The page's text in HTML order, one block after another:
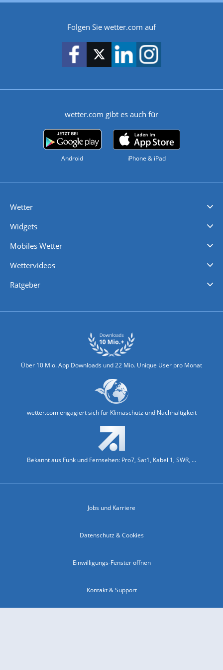
Folgen Sie wetter.com auf
wetter.com gibt es auch für
Android iPhone & iPad
Wetter
Widgets
Mobiles Wetter
Wettervideos
Ratgeber
Über 10 Mio. App Downloads und 22 Mio. Unique User pro Monat
wetter.com engagiert sich für Klimaschutz und Nachhaltigkeit
Bekannt aus Funk und Fernsehen: Pro7, Sat1, Kabel 1, SWR, ...
Jobs und Karriere
Datenschutz & Cookies
Einwilligungs-Fenster öffnen
Kontakt & Support